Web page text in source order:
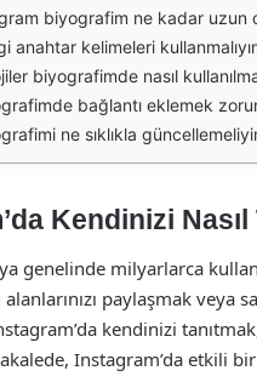
biyografim ne kadar uzun
anahtar kelimeleri
biyografimde nasıl
bağlantı eklemek
ne sıklıkla
Kendinizi Nasıl
genelinde milyarlarca
paylaşmak veya
kendinizi
Instagram’da etkili